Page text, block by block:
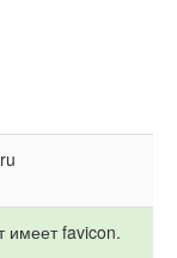
имеет favicon.